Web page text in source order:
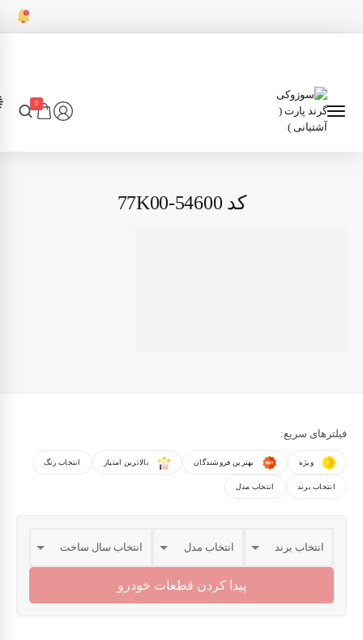
0
کد 54600-77K00
فیلترهای سریع:
ویژه بهترین فروشندگان بالاترین امتیاز انتخاب رنگ
انتخاب برند انتخاب مدل
پیدا کردن قطعات خودرو